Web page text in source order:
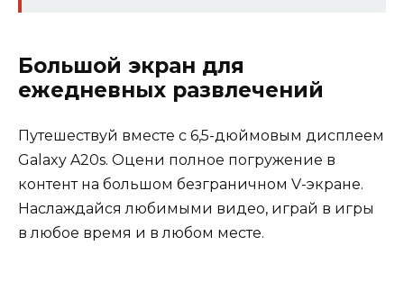
Большой экран для
ежедневных развлечений
Путешествуй вместе с 6,5-дюймовым дисплеем
Galaxy A20s. Оцени полное погружение в
контент на большом безграничном V-экране.
Наслаждайся любимыми видео, играй в игры
в любое время и в любом месте.